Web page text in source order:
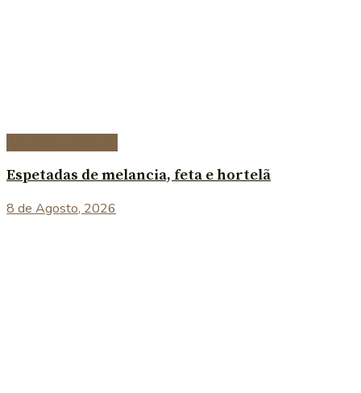
Espetadas de melancia, feta e hortelã
8 de Agosto, 2026